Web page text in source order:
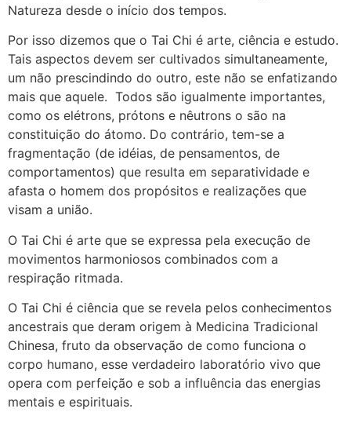
Natureza desde o início dos tempos.
Por isso dizemos que o Tai Chi é arte, ciência e estudo.
Tais aspectos devem ser cultivados simultaneamente,
um não prescindindo do outro, este não se enfatizando
mais que aquele. Todos são igualmente importantes,
como os elétrons, prótons e nêutrons o são na
constituição do átomo. Do contrário, tem-se a
fragmentação (de idéias, de pensamentos, de
comportamentos) que resulta em separatividade e
afasta o homem dos propósitos e realizações que
visam a união.
O Tai Chi é arte que se expressa pela execução de
movimentos harmoniosos combinados com a
respiração ritmada.
O Tai Chi é ciência que se revela pelos conhecimentos
ancestrais que deram origem à Medicina Tradicional
Chinesa, fruto da observação de como funciona o
corpo humano, esse verdadeiro laboratório vivo que
opera com perfeição e sob a influência das energias
mentais e espirituais.